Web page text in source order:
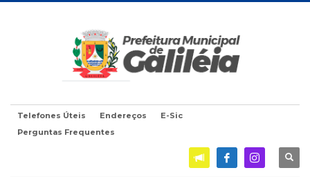
Telefones Úteis Endereços
E-Sic
Perguntas Frequentes